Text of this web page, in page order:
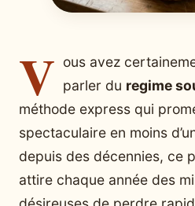
V ous avez
parler du regime
méthode express qui
spectaculaire en moins
depuis des décennies, ce
attire chaque année des